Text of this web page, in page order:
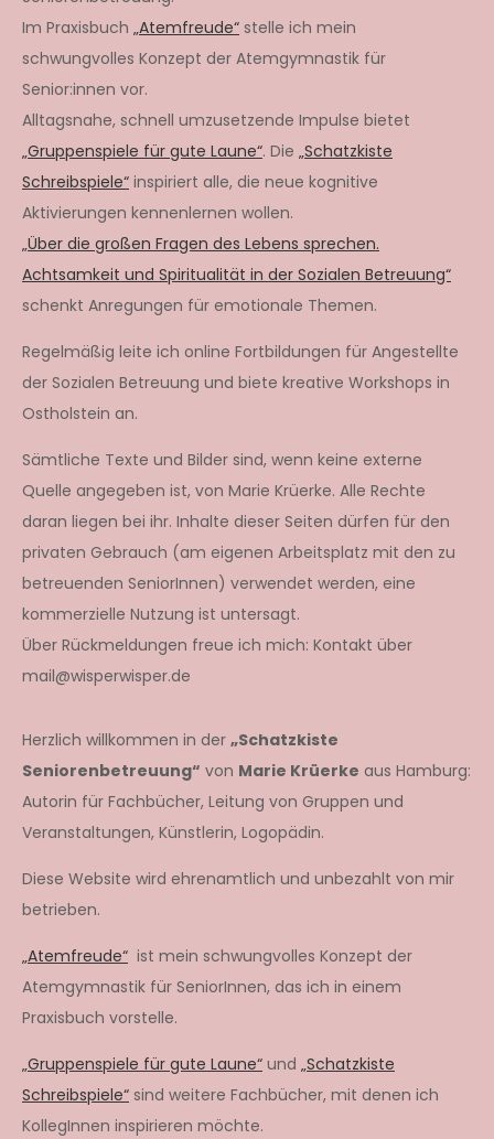
Im Praxisbuch „Atemfreude“ stelle ich mein
schwungvolles Konzept der Atemgymnastik für
Senior:innen vor.
Alltagsnahe, schnell umzusetzende Impulse bietet
„Gruppenspiele für gute Laune“. Die „Schatzkiste
Schreibspiele“ inspiriert alle, die neue kognitive
Aktivierungen kennenlernen wollen.
„Über die großen Fragen des Lebens sprechen.
Achtsamkeit und Spiritualität in der Sozialen Betreuung“
schenkt Anregungen für emotionale Themen.
Regelmäßig leite ich online Fortbildungen für Angestellte
der Sozialen Betreuung und biete kreative Workshops in
Ostholstein an.
Sämtliche Texte und Bilder sind, wenn keine externe
Quelle angegeben ist, von Marie Krüerke. Alle Rechte
daran liegen bei ihr. Inhalte dieser Seiten dürfen für den
privaten Gebrauch (am eigenen Arbeitsplatz mit den zu
betreuenden SeniorInnen) verwendet werden, eine
kommerzielle Nutzung ist untersagt.
Über Rückmeldungen freue ich mich: Kontakt über
mail@wisperwisper.de
Herzlich willkommen in der „Schatzkiste
Seniorenbetreuung“ von Marie Krüerke aus Hamburg:
Autorin für Fachbücher, Leitung von Gruppen und
Veranstaltungen, Künstlerin, Logopädin.
Diese Website wird ehrenamtlich und unbezahlt von mir
betrieben.
„Atemfreude“ ist mein schwungvolles Konzept der
Atemgymnastik für SeniorInnen, das ich in einem
Praxisbuch vorstelle.
„Gruppenspiele für gute Laune“ und „Schatzkiste
Schreibspiele“ sind weitere Fachbücher, mit denen ich
KollegInnen inspirieren möchte.